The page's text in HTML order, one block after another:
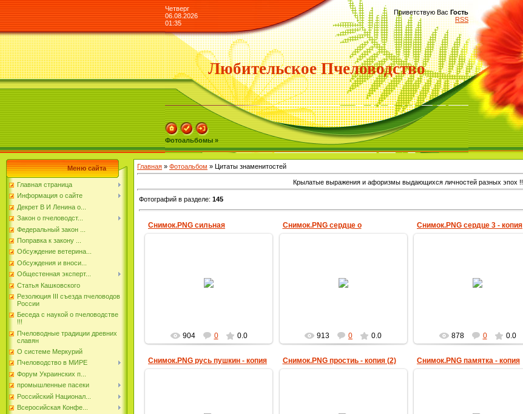
Четверг
06.08.2026
01:35
Приветствую Вас Гость
RSS
Любительское Пчеловодство
Фотоальбомы »
Меню сайта
Главная страница
Информация о сайте
Декрет В И Ленина о...
Закон о пчеловодст...
Федеральный закон ...
Поправка к закону ...
Обсуждение ветерина...
Обсуждения и вноси...
Общестенная эксперт...
Статья Кашковского
Резолюция III съезда пчеловодов
России
Беседа с наукой о пчеловодстве
!!!
Пчеловодные традиции древних
славян
О системе Меркурий
Пчеловодство в МИРЕ
Форум Украинских п...
промышленные пасеки
Российский Национал...
Всеросийская Конфе...
Главная » Фотоальбом » Цитаты знаменитостей
Крылатые выражения и афоризмы выдающихся личностей разных эпох !!
Фотографий в разделе: 145
Снимок.PNG сильная
904 0 0.0
Снимок.PNG сердце о
913 0 0.0
Снимок.PNG сердце 3 - копия
878 0 0.0
Снимок.PNG русь пушкин - копия Снимок.PNG простиь - копия (2) Снимок.PNG памятка - копия